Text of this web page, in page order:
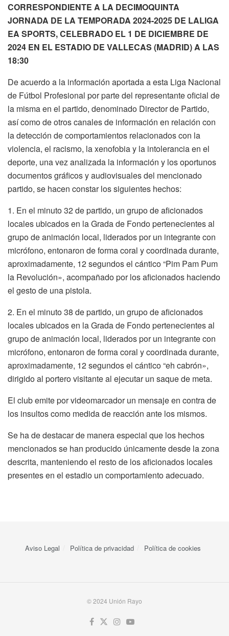
CORRESPONDIENTE A LA DECIMOQUINTA
JORNADA DE LA TEMPORADA 2024-2025 DE LALIGA
EA SPORTS, CELEBRADO EL 1 DE DICIEMBRE DE
2024 EN EL ESTADIO DE VALLECAS (MADRID) A LAS
18:30
De acuerdo a la información aportada a esta Liga Nacional
de Fútbol Profesional por parte del representante oficial de
la misma en el partido, denominado Director de Partido,
así como de otros canales de información en relación con
la detección de comportamientos relacionados con la
violencia, el racismo, la xenofobia y la intolerancia en el
deporte, una vez analizada la información y los oportunos
documentos gráficos y audiovisuales del mencionado
partido, se hacen constar los siguientes hechos:
1. En el minuto 32 de partido, un grupo de aficionados
locales ubicados en la Grada de Fondo pertenecientes al
grupo de animación local, liderados por un integrante con
micrófono, entonaron de forma coral y coordinada durante,
aproximadamente, 12 segundos el cántico “Pim Pam Pum
la Revolución», acompañado por los aficionados haciendo
el gesto de una pistola.
2. En el minuto 38 de partido, un grupo de aficionados
locales ubicados en la Grada de Fondo pertenecientes al
grupo de animación local, liderados por un integrante con
micrófono, entonaron de forma coral y coordinada durante,
aproximadamente, 12 segundos el cántico “eh cabrón»,
dirigido al portero visitante al ejecutar un saque de meta.
El club emite por videomarcador un mensaje en contra de
los insultos como medida de reacción ante los mismos.
Se ha de destacar de manera especial que los hechos
mencionados se han producido únicamente desde la zona
descrita, manteniendo el resto de los aficionados locales
presentes en el estadio un comportamiento adecuado.
Aviso Legal Política de privacidad Política de cookies
© 2024 Unión Rayo